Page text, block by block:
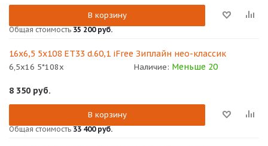
В корзину
Общая стоимость 35 200 руб.
16x6,5 5x108 ET33 d.60,1 iFree Зиплайн нео-классик
6,5x16 5*108x Наличие: Меньше 20
8 350 руб.
В корзину
Общая стоимость 33 400 руб.